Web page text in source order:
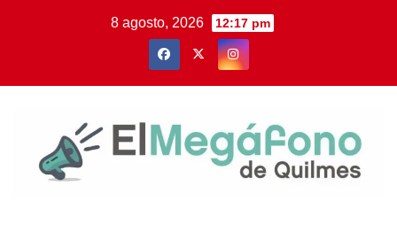
8 agosto, 2026 12:17 pm